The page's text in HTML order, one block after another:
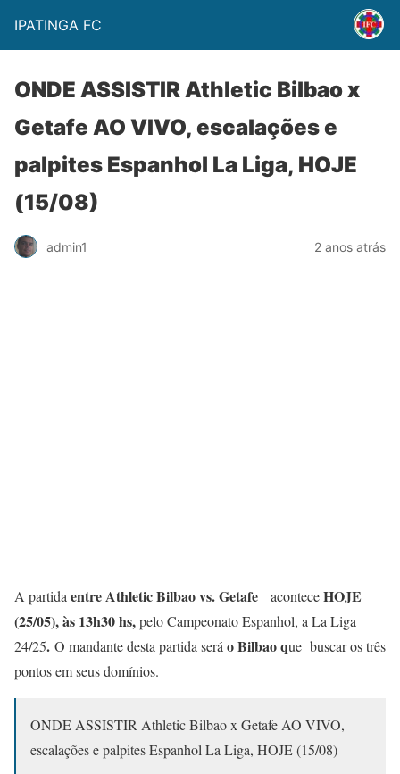
IPATINGA FC
ONDE ASSISTIR Athletic Bilbao x
Getafe AO VIVO, escalações e
palpites Espanhol La Liga, HOJE
(15/08)
admin1 2 anos atrás
A partida entre Athletic Bilbao vs. Getafe aconteceHOJE
(25/05), às 13h30 hs,pelo Campeonato Espanhol, a La Liga
24/25. O mandante desta partida será o Bilbao que buscar os três
pontos em seus domínios.
ONDE ASSISTIR Athletic Bilbao x Getafe AO VIVO,
escalações e palpites Espanhol La Liga, HOJE (15/08)